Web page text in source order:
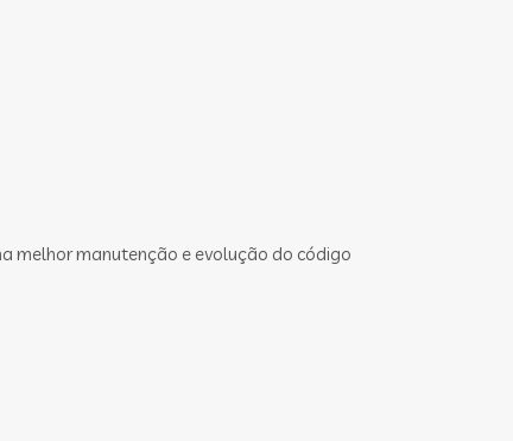
melhor manutenção e evolução do código